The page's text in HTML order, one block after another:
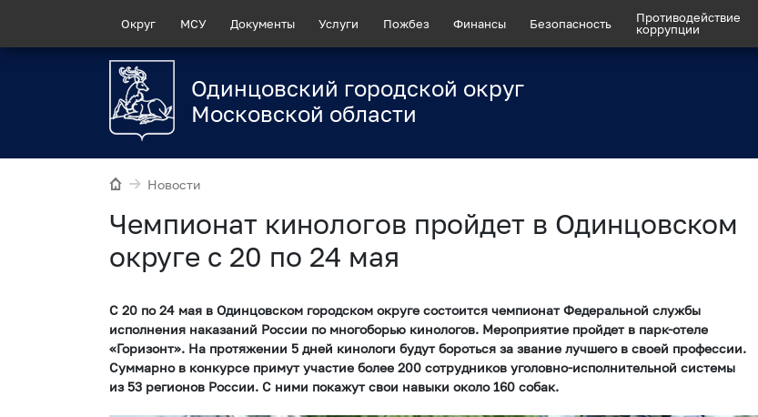
Округ МСУ Документы Услуги Пожбез Финансы Безопасность
Противодействие
коррупции
Одинцовский городской округ
Московской области
Новости
Чемпионат кинологов пройдет в Одинцовском
округе с 20 по 24 мая
С 20 по 24 мая в Одинцовском городском округе состоится чемпионат Федеральной службы
исполнения наказаний России по многоборью кинологов. Мероприятие пройдет в парк-отеле
«Горизонт». На протяжении 5 дней кинологи будут бороться за звание лучшего в своей профессии.
Суммарно в конкурсе примут участие более 200 сотрудников уголовно-исполнительной системы
из 53 регионов России. С ними покажут свои навыки около 160 собак.